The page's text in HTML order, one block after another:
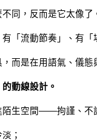
同，反而是它太像了
「流動節奏」、有「
而是在用語氣、儀態
動線設計。
陌生空間——拘謹、不
；